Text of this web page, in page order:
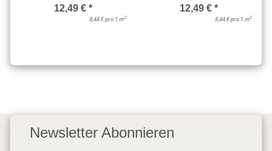
12,49 € *
8,44 € pro 1 m2
12,49 € *
8,44 € pro 1 m2
Newsletter Abonnieren